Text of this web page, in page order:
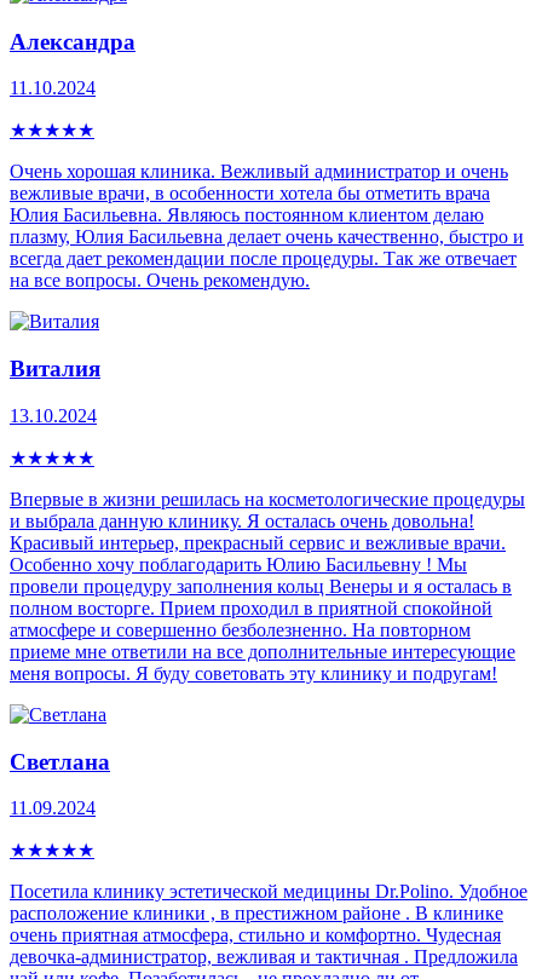
Александра
11.10.2024
★★★★★
Очень хорошая клиника. Вежливый администратор и очень
вежливые врачи, в особенности хотела бы отметить врача
Юлия Басильевна. Являюсь постоянном клиентом делаю
плазму, Юлия Басильевна делает очень качественно, быстро и
всегда дает рекомендации после процедуры. Так же отвечает
на все вопросы. Очень рекомендую.
Виталия
13.10.2024
★★★★★
Впервые в жизни решилась на косметологические процедуры
и выбрала данную клинику. Я осталась очень довольна!
Красивый интерьер, прекрасный сервис и вежливые врачи.
Особенно хочу поблагодарить Юлию Басильевну ! Мы
провели процедуру заполнения кольц Венеры и я осталась в
полном восторге. Прием проходил в приятной спокойной
атмосфере и совершенно безболезненно. На повторном
приеме мне ответили на все дополнительные интересующие
меня вопросы. Я буду советовать эту клинику и подругам!
Светлана
11.09.2024
★★★★★
Посетила клинику эстетической медицины Dr.Polino. Удобное
расположение клиники , в престижном районе . В клинике
очень приятная атмосфера, стильно и комфортно. Чудесная
девочка-администратор, вежливая и тактичная . Предложила